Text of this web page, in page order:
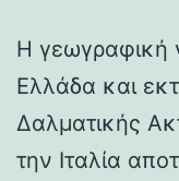
Η γεωγραφική
Ελλάδα και
Δαλματικής
την Ιταλία